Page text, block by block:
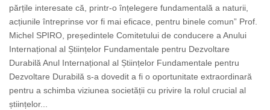
părțile interesate că, printr-o înțelegere fundamentală a naturii,
acțiunile întreprinse vor fi mai eficace, pentru binele comun” Prof.
Michel SPIRO, președintele Comitetului de conducere a Anului
Internațional al Științelor Fundamentale pentru Dezvoltare
Durabilă Anul Internațional al Științelor Fundamentale pentru
Dezvoltare Durabilă s-a dovedit a fi o oportunitate extraordinară
pentru a schimba viziunea societății cu privire la rolul crucial al
științelor...